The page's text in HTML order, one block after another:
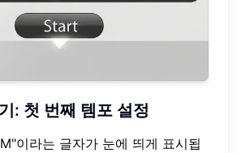
: 첫 번째 템포 설정
이라는 글자가 눈에 띄게 표시됩